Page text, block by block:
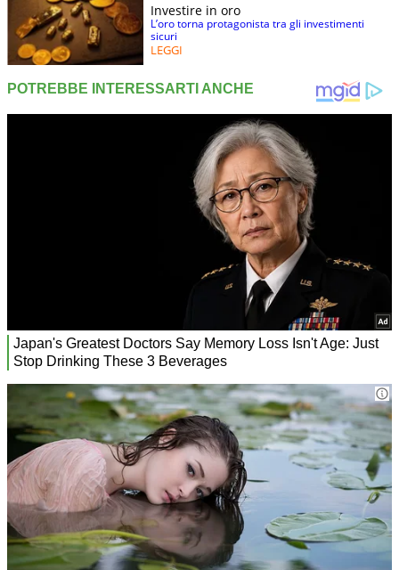
Investire in oro
L’oro torna protagonista tra gli investimenti
sicuri
LEGGI